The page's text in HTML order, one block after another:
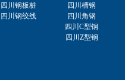
四川钢板桩
四川钢绞线
四川槽钢
四川角钢
四川C型钢
四川Z型钢